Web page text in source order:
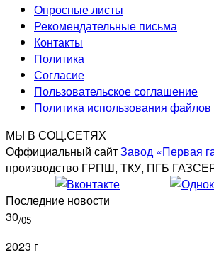
Опросные листы
Рекомендательные письма
Контакты
Политика
Согласие
Пользовательское соглашение
Политика использования
МЫ В СОЦ.СЕТЯХ
Оффициальный сайтЗавод «Первая
производство ГРПШ, ТКУ, ПГБ
Последние новости
30/05
2023 г